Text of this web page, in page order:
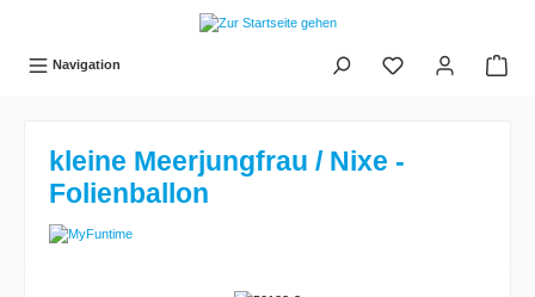
Navigation
kleine Meerjungfrau / Nixe -
Folienballon